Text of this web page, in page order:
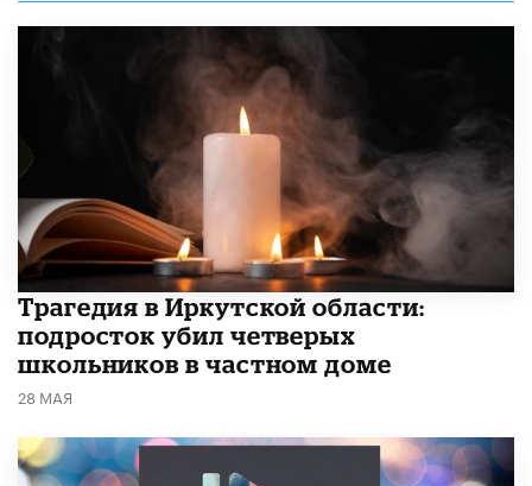
Трагедия в Иркутской области:
подросток убил четверых
школьников в частном доме
28 МАЯ